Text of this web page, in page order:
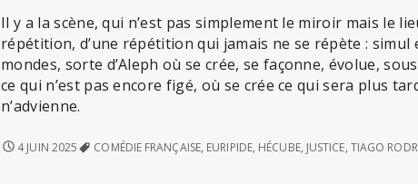
Il y a la scène, qui n’est pas simplement le miroir mais le
répétition, d’une répétition qui jamais ne se répète : simul
mondes, sorte d’Aleph où se crée, se façonne, évolue,
ce qui n’est pas encore figé, où se crée ce qui sera plus
n’advienne.
HÉCUBE,
4 JUIN 2025 COMÉDIE FRANÇAISE, EURIPIDE, HÉCUBE, JUSTICE, TIAGO